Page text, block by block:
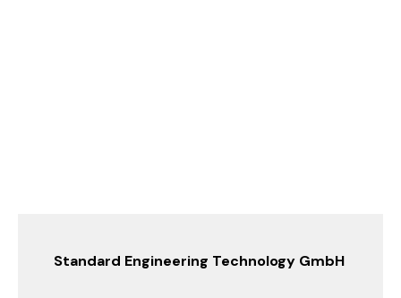
Standard Engineering Technology GmbH